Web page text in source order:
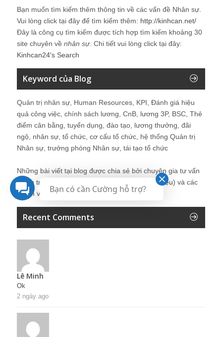
Bạn muốn tìm kiếm thêm thông tin về các vấn đề Nhân sự
Vui lòng click tại đây để tìm kiếm thêm: http://kinhcan.net/
Đây là công cụ tìm kiếm được tích hợp tìm kiếm khoảng 30
site chuyên về nhân sự. Chi tiết vui lòng click tại đây:
Kinhcan24′s Search
Keyword của Blog
Quản trị nhân sự, Human Resources, KPI, Đánh giá hiệu
quả công việc, chính sách lương, CnB, lương 3P, BSC, Thẻ
điểm cân bằng, tuyển dụng, đào tạo, lương thưởng, đãi
ngộ, nhân sự, tổ chức, cơ cấu tổ chức, hệ thống Quản trị
Nhân sự, trưởng phòng Nhân sự, tái tạo tổ chức
Những bài viết tại blog được chia sẻ bởi chuyên gia tư vấn
Quản trị Nhân sự Nguyễn Hùng Cường (
giới thiệu) và các
thành viên khác trong cộng đồng Nhân sự.
Recent Comments
Lê Minh
Ok
2 ngày ago
Bạn có cần Cường hỗ trợ?